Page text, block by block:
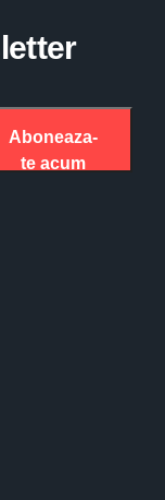
Aboneaza-
te acum